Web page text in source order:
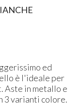
ed
è l'ideale per
Aste in metallo e
3 varianti colore.